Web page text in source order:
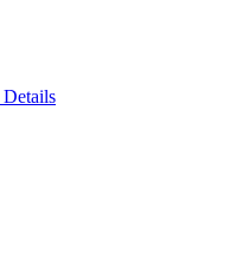
Details